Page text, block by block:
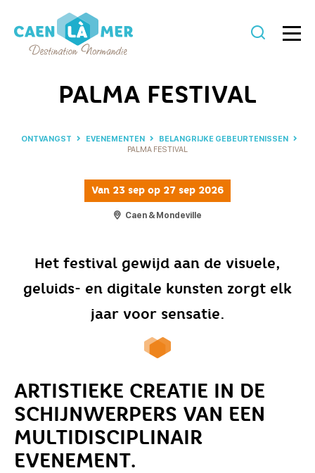
PALMA FESTIVAL
ONTVANGST EVENEMENTEN
BELANGRIJKE GEBEURTENISSEN
PALMA FESTIVAL
Van 23 sep op 27 sep 2026
Caen & Mondeville
Het festival gewijd aan de visuele,
geluids- en digitale kunsten zorgt elk
jaar voor sensatie.
ARTISTIEKE CREATIE IN DE
SCHIJNWERPERS VAN EEN
MULTIDISCIPLINAIR
EVENEMENT.